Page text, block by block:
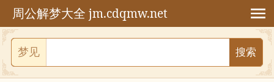
周公解梦大全 jm.cdqmw.net
梦见